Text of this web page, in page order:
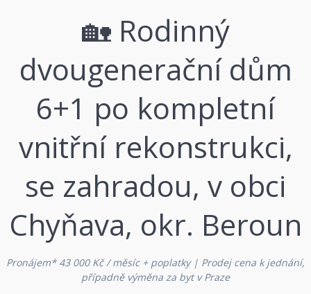
🏡 Rodinný
dvougenerační dům
6+1 po kompletní
vnitřní rekonstrukci,
se zahradou, v obci
Chyňava, okr. Beroun
Pronájem* 43 000 Kč / měsíc + poplatky | Prodej cena k jednání,
případně výměna za byt v Praze